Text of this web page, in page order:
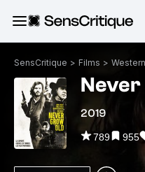
SensCritique > Films > Western
Never
2019
789 955